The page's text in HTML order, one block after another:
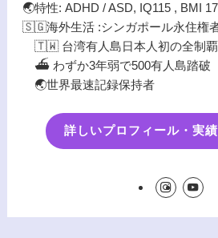
🌏特性: ADHD / ASD, IQ115 , BMI
🇸🇬海外生活 :シンガポール永住権
🇹🇼 台湾有人島日本人初の全制覇
⛴️ わずか3年弱で500有人島踏破
🌏世界最速記録保持者
詳しいプロフィール・実